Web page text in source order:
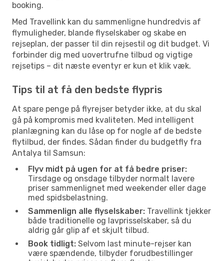
booking.
Med Travellink kan du sammenligne hundredvis af
flymuligheder, blande flyselskaber og skabe en
rejseplan, der passer til din rejsestil og dit budget. Vi
forbinder dig med uovertrufne tilbud og vigtige
rejsetips – dit næste eventyr er kun et klik væk.
Tips til at få den bedste flypris
At spare penge på flyrejser betyder ikke, at du skal
gå på kompromis med kvaliteten. Med intelligent
planlægning kan du låse op for nogle af de bedste
flytilbud, der findes. Sådan finder du budgetfly fra
Antalya til Samsun:
Flyv midt på ugen for at få bedre priser:
Tirsdage og onsdage tilbyder normalt lavere
priser sammenlignet med weekender eller dage
med spidsbelastning.
Sammenlign alle flyselskaber: Travellink tjekker
både traditionelle og lavprisselskaber, så du
aldrig går glip af et skjult tilbud.
Book tidligt: Selvom last minute-rejser kan
være spændende, tilbyder forudbestillinger